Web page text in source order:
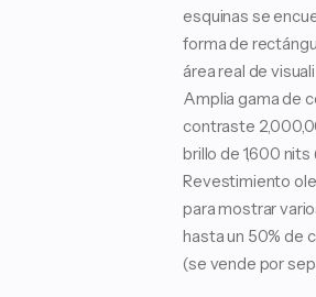
esquinas se
forma de
área real de
Amplia gama de
contraste
brillo de 1,600
Revestimiento
para mostrar
hasta un 50% de
(se vende por